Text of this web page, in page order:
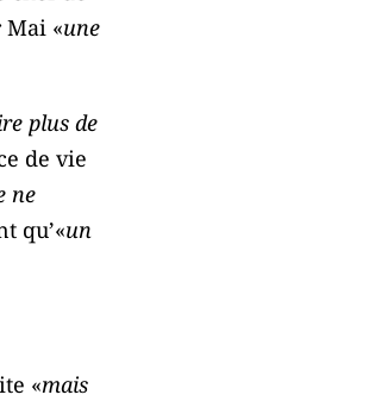
«une
plus de
de vie
ne
qu’«un
«mais